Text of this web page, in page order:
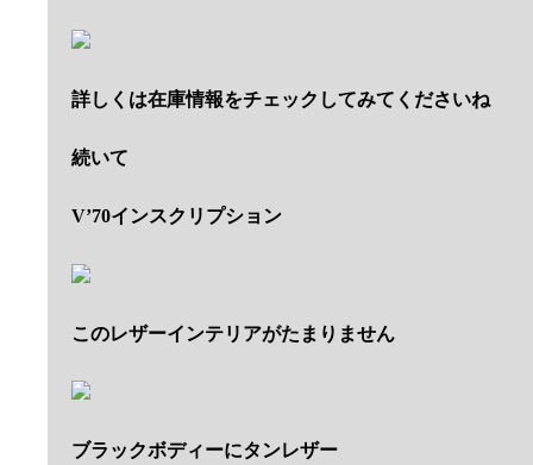
詳しくは在庫情報をチェックしてみてくださいね
続いて
V’70インスクリプション
このレザーインテリアがたまりません
ブラックボディーにタンレザー